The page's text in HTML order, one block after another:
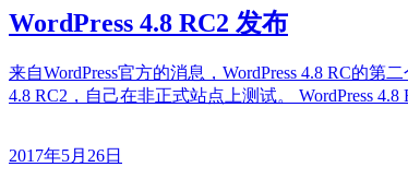
WordPress 4.8 RC2 发布
来自WordPress官方的消息，WordPress 4.8 RC的第
4.8 RC2，自己在非正式站点上测试。 WordPress
2017年5月26日